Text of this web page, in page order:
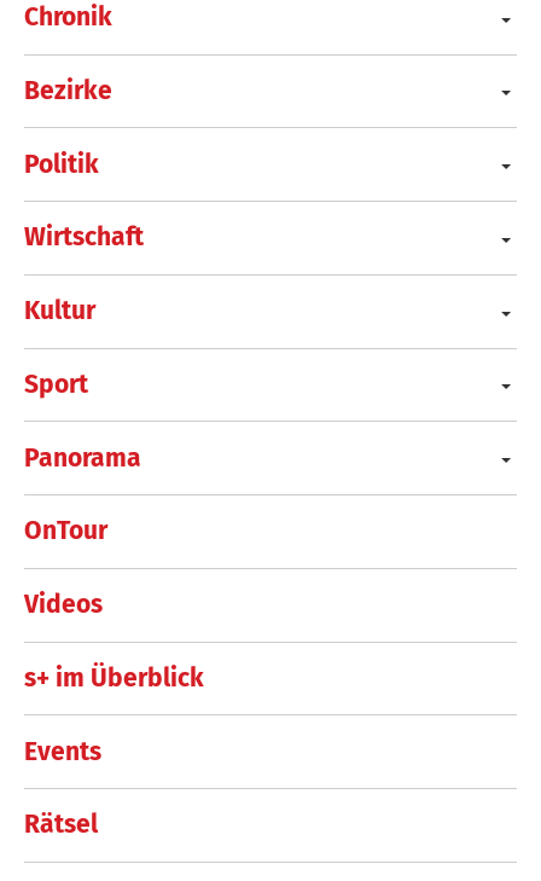
Chronik
Bezirke
Politik
Wirtschaft
Kultur
Sport
Panorama
OnTour
Videos
s+ im Überblick
Events
Rätsel